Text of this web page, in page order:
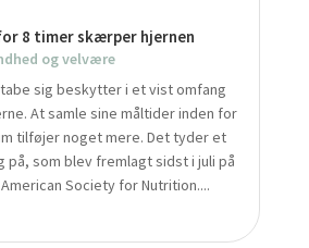
8 timer skærper hjernen
og velvære
tabe sig beskytter i et vist omfang
At samle sine måltider inden for
tilføjer noget mere. Det tyder et
på, som blev fremlagt sidst i juli på
Society for Nutrition....